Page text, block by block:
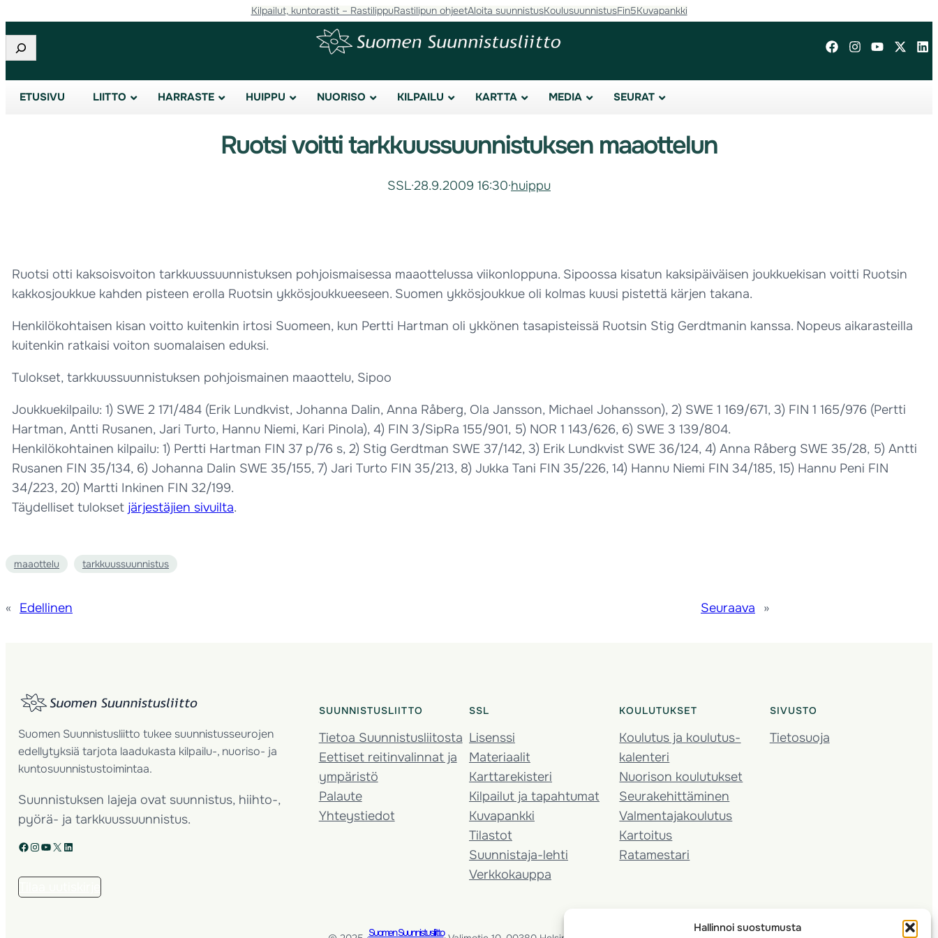
Hallinnoi suostumusta
Kilpailut, kuntorastit – RastilippuRastilipun ohjeetAloita suunnistusKoulusuunnistusFin5Kuvapankki
Etsi
ETUSIVU LIITTO HARRASTE HUIPPU NUORISO KILPAILU KARTTA MEDIA SEURAT
Ruotsi voitti tarkkuussuunnistuksen maaottelun
SSL·28.9.2009 16:30·huippu
Ruotsi otti kaksoisvoiton tarkkuussuunnistuksen pohjoismaisessa maaottelussa viikonloppuna. Sipoossa kisatun kaksipäiväisen joukkuekisan voitti Ruotsin
kakkosjoukkue kahden pisteen erolla Ruotsin ykkösjoukkueeseen. Suomen ykkösjoukkue oli kolmas kuusi pistettä kärjen takana.
Henkilökohtaisen kisan voitto kuitenkin irtosi Suomeen, kun Pertti Hartman oli ykkönen tasapisteissä Ruotsin Stig Gerdtmanin kanssa. Nopeus aikarasteilla
kuitenkin ratkaisi voiton suomalaisen eduksi.
Tulokset, tarkkuussuunnistuksen pohjoismainen maaottelu, Sipoo
Joukkuekilpailu: 1) SWE 2 171/484 (Erik Lundkvist, Johanna Dalin, Anna Råberg, Ola Jansson, Michael Johansson), 2) SWE 1 169/671, 3) FIN 1 165/976 (Pertti
Hartman, Antti Rusanen, Jari Turto, Hannu Niemi, Kari Pinola), 4) FIN 3/SipRa 155/901, 5) NOR 1 143/626, 6) SWE 3 139/804.
Henkilökohtainen kilpailu: 1) Pertti Hartman FIN 37 p/76 s, 2) Stig Gerdtman SWE 37/142, 3) Erik Lundkvist SWE 36/124, 4) Anna Råberg SWE 35/28, 5) Antti
Rusanen FIN 35/134, 6) Johanna Dalin SWE 35/155, 7) Jari Turto FIN 35/213, 8) Jukka Tani FIN 35/226, 14) Hannu Niemi FIN 34/185, 15) Hannu Peni FIN
34/223, 20) Martti Inkinen FIN 32/199.
Täydelliset tulokset järjestäjien sivuilta.
maaottelu tarkkuussuunnistus
« Edellinen Seuraava »
Suomen Suunnistusliitto tukee suunnistusseurojen
edellytyksiä tarjota laadukasta kilpailu-, nuoriso- ja
kuntosuunnistustoimintaa.
Suunnistuksen lajeja ovat suunnistus, hiihto-,
pyörä- ja tarkkuussuunnistus.
Facebook Instagram YouTube X LinkedIn
SUUNNISTUSLIITTO
Tietoa Suunnistusliitosta
Eettiset reitinvalinnat ja
ympäristö
Palaute
Yhteystiedot
SSL
Lisenssi
Materiaalit
Karttarekisteri
Kilpailut ja tapahtumat
Kuvapankki
Tilastot
Suunnistaja-lehti
Verkkokauppa
KOULUTUKSET
Koulutus ja koulutus­
kalenteri
Nuorison koulutukset
Seura­kehittäminen
Valmentaja­koulutus
Kartoitus
Ratamestari
SIVUSTO
Tietosuoja
Suomen Suunnistusliitto